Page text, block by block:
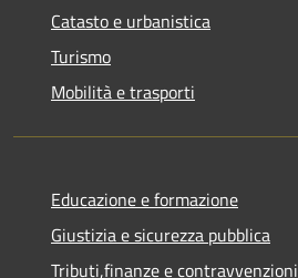
Catasto e urbanistica
Turismo
Mobilità e trasporti
Educazione e formazione
Giustizia e sicurezza pubblica
Tributi,finanze e contravvenzioni